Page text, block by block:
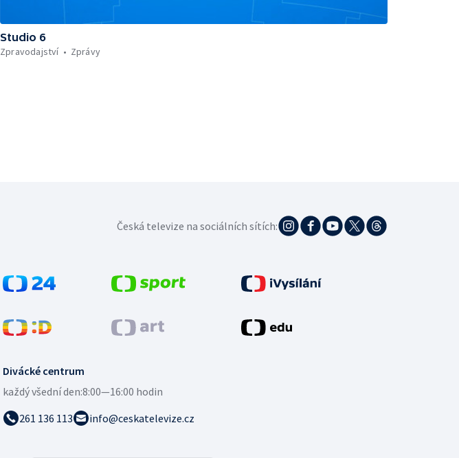
Studio 6
Zpravodajství
Zprávy
Divácké centrum
každý všední den:8:00—16:00 hodin
261 136 113
info@ceskatelevize.cz
Česká televize na sociálních sítích: